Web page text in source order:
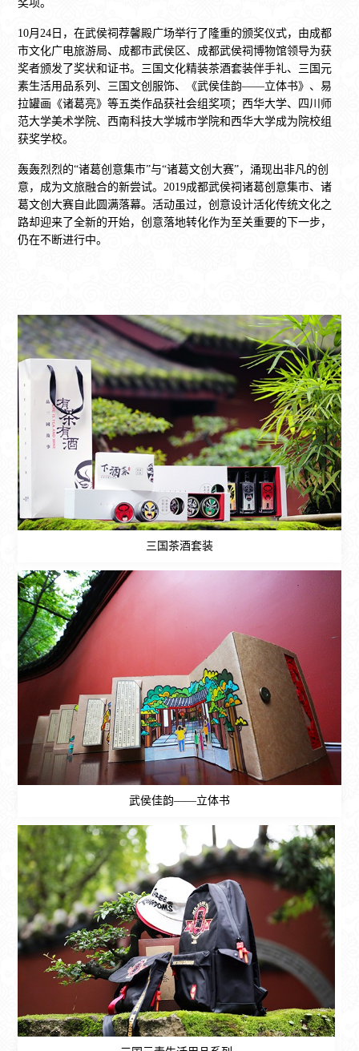
奖项。
10月24日，在武侯祠荐馨殿广场举行了隆重的颁奖仪式，由成都
市文化广电旅游局、成都市武侯区、成都武侯祠博物馆领导为获
奖者颁发了奖状和证书。三国文化精装茶酒套装伴手礼、三国元
素生活用品系列、三国文创服饰、《武侯佳韵——立体书》、易
拉罐画《诸葛亮》等五类作品获社会组奖项；西华大学、四川师
范大学美术学院、西南科技大学城市学院和西华大学成为院校组
获奖学校。
轰轰烈烈的“诸葛创意集市”与“诸葛文创大赛”，涌现出非凡的创
意，成为文旅融合的新尝试。2019成都武侯祠诸葛创意集市、诸
葛文创大赛自此圆满落幕。活动虽过，创意设计活化传统文化之
路却迎来了全新的开始，创意落地转化作为至关重要的下一步，
仍在不断进行中。
三国茶酒套装
武侯佳韵——立体书